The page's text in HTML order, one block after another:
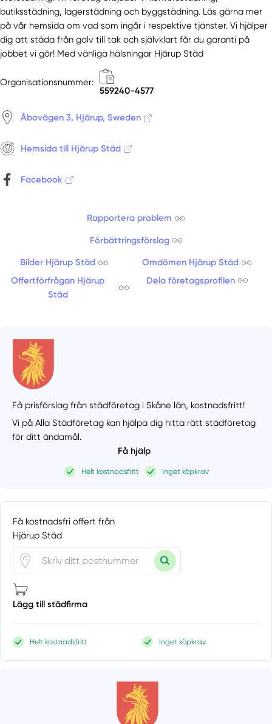
butiksstädning, lagerstädning och byggstädning. Läs gärna mer
på vår hemsida om vad som ingår i respektive tjänster. Vi hjälper
dig att städa från golv till tak och självklart får du garanti på
jobbet vi gör! Med vänliga hälsningar Hjärup Städ
Organisationsnummer:
559240-4577
Åbovägen 3, Hjärup, Sweden
Hemsida till Hjärup Städ
Facebook
Rapportera problem
Förbättringsförslag
Bilder Hjärup Städ
Omdömen Hjärup Städ
Offertförfrågan Hjärup
Städ
Dela företagsprofilen
Få prisförslag från städföretag i Skåne län, kostnadsfritt!
Vi på Alla Städföretag kan hjälpa dig hitta rätt städföretag
för ditt ändamål.
Få hjälp
Helt kostnadsfritt Inget köpkrav
Få kostnadsfri offert från
Hjärup Städ
Lägg till städfirma
Helt kostnadsfritt Inget köpkrav